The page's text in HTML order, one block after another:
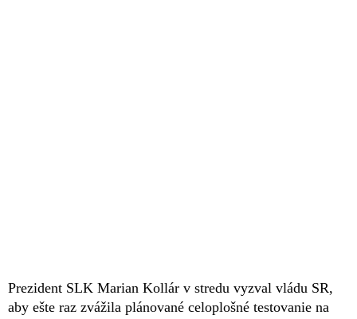
Prezident SLK Marian Kollár v stredu vyzval vládu SR,
aby ešte raz zvážila plánované celoplošné testovanie na